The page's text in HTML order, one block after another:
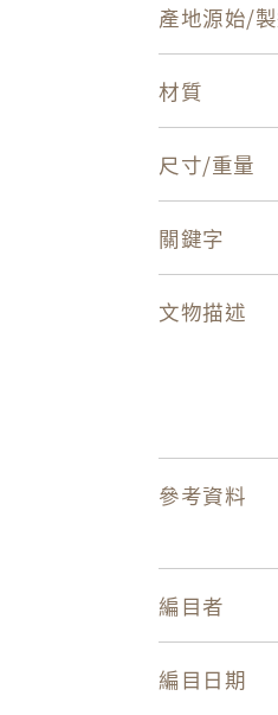
產地源始/
材質
尺寸/重量
關鍵字
文物描述
參考資料
編目者
編目日期